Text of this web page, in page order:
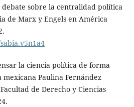
debate sobre la centralidad política
de Marx y Engels en América
la ciencia política de forma
Paulina Fernández
de Derecho y Ciencias